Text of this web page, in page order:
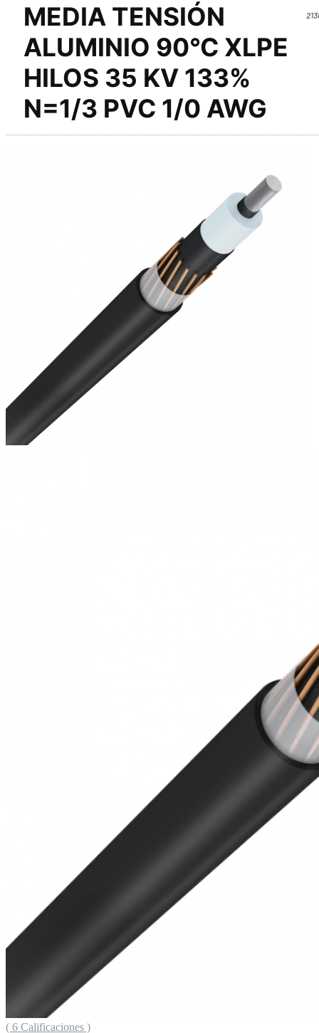
MEDIA TENSIÓN
ALUMINIO 90°C XLPE
HILOS 35 KV 133%
N=1/3 PVC 1/0 AWG
( 6 Calificaciones )